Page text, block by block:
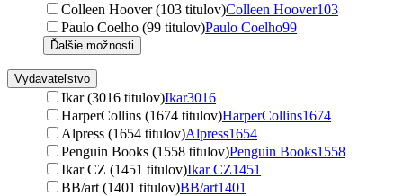
Colleen Hoover (103 titulov)Colleen Hoover103
Paulo Coelho (99 titulov)Paulo Coelho99
Ďalšie možnosti
Vydavateľstvo
Ikar (3016 titulov)Ikar3016
HarperCollins (1674 titulov)HarperCollins1674
Alpress (1654 titulov)Alpress1654
Penguin Books (1558 titulov)Penguin Books1558
Ikar CZ (1451 titulov)Ikar CZ1451
BB/art (1401 titulov)BB/art1401